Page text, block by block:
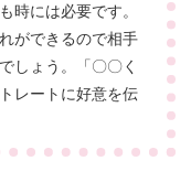
時には必要です。
ができるので相手
しょう。「〇〇く
レートに好意を伝